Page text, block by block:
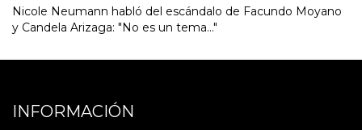
Nicole Neumann habló del escándalo de Facundo Moyano
y Candela Arizaga: "No es un tema..."
INFORMACIÓN